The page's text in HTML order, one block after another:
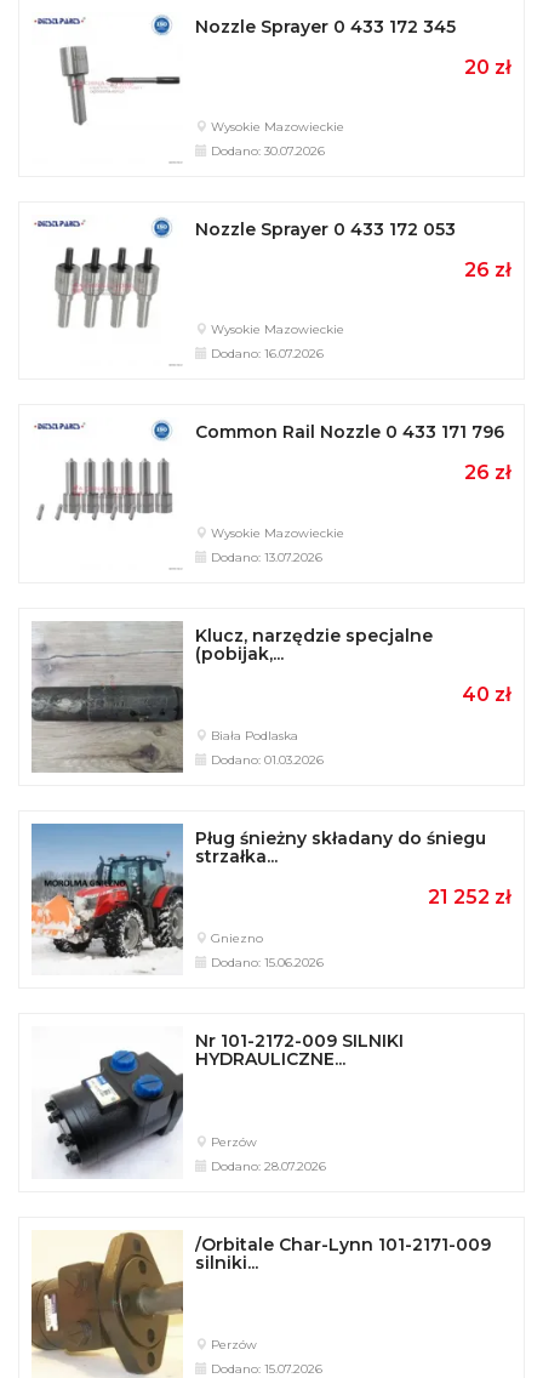
Nozzle Sprayer 0 433 172 345
20 zł
Wysokie Mazowieckie
Dodano: 30.07.2026
Nozzle Sprayer 0 433 172 053
26 zł
Wysokie Mazowieckie
Dodano: 16.07.2026
Common Rail Nozzle 0 433 171 796
26 zł
Wysokie Mazowieckie
Dodano: 13.07.2026
Klucz, narzędzie specjalne
(pobijak,...
40 zł
Biała Podlaska
Dodano: 01.03.2026
Pług śnieżny składany do śniegu
strzałka...
21 252 zł
Gniezno
Dodano: 15.06.2026
Nr 101-2172-009 SILNIKI
HYDRAULICZNE...
Perzów
Dodano: 28.07.2026
/Orbitale Char-Lynn 101-2171-009
silniki...
Perzów
Dodano: 15.07.2026